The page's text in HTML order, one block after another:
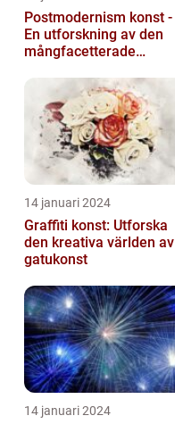
Postmodernism konst -
En utforskning av den
mångfacetterade
14 januari 2024
Graffiti konst: Utforska
den kreativa världen av
gatukonst
14 januari 2024